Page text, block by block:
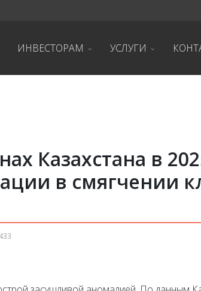
ИНВЕСТОРАМ УСЛУГИ
Казахстана в
в смягчении